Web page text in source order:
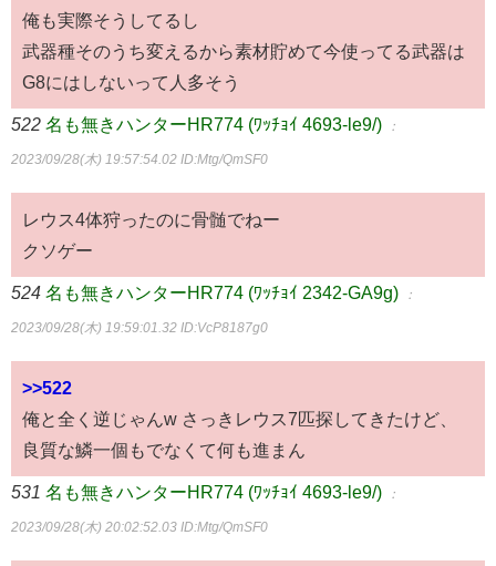
俺も実際そうしてるし
武器種そのうち変えるから素材貯めて今使ってる武器は
G8にはしないって人多そう
522 名も無きハンターHR774 (ﾜｯﾁｮｲ 4693-le9/) ：
2023/09/28(木) 19:57:54.02 ID:Mtg/QmSF0
レウス4体狩ったのに骨髄でねー
クソゲー
524 名も無きハンターHR774 (ﾜｯﾁｮｲ 2342-GA9g) ：
2023/09/28(木) 19:59:01.32 ID:VcP8187g0
>>522
俺と全く逆じゃんw さっきレウス7匹探してきたけど、
良質な鱗一個もでなくて何も進まん
531 名も無きハンターHR774 (ﾜｯﾁｮｲ 4693-le9/) ：
2023/09/28(木) 20:02:52.03 ID:Mtg/QmSF0